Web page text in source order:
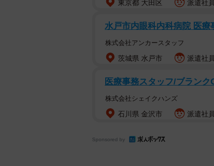
うにちゃん（2歳・メス）は、
主が決まったが、うにちゃんだ
人が預かることになったという。
東京都 大田区 派遣社
水戸市内眼科内科病院 医療
株式会社アンカースタッフ
茨城県 水戸市 派遣社
医療事務スタッフ/ブランク
株式会社シェイクハンズ
石川県 金沢市 派遣社
Sponsored by